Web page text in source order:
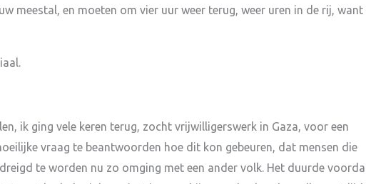
meestal, en moeten om vier uur weer terug, weer uren in de rij, want
ik ging vele keren terug, zocht vrijwilligerswerk in Gaza, voor een
vraag te beantwoorden hoe dit kon gebeuren, dat mensen die
te worden nu zo omging met een ander volk. Het duurde